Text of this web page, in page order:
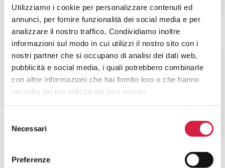
Utilizziamo i cookie per personalizzare contenuti ed
annunci, per fornire funzionalità dei social media e per
analizzare il nostro traffico. Condividiamo inoltre
informazioni sul modo in cui utilizzi il nostro sito con i
nostri partner che si occupano di analisi dei dati web,
pubblicità e social media, i quali potrebbero combinarle
con altre informazioni che hai fornito loro o che hanno
raccolto dal tuo utilizzo dei loro servizi.
delNecessari
Preferenze
Puglia-Bari
ASL Bari – Ospedale S. Paolo di Bari
Via Caposcardicchio, snc